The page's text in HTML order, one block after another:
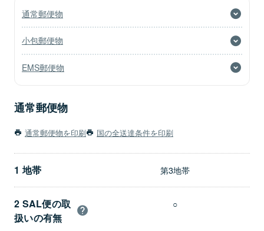
通常郵便物
小包郵便物
EMS郵便物
通常郵便物
通常郵便物を印刷 国の全送達条件を印刷
1 地帯 第3地帯
2 SAL便の取
扱いの有無
○